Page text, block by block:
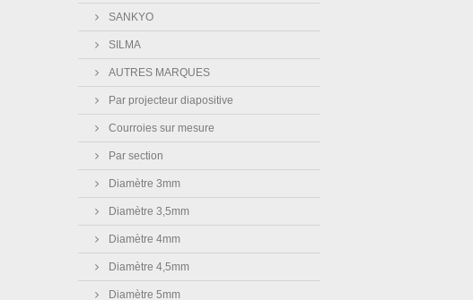
SANKYO
SILMA
AUTRES MARQUES
Par projecteur diapositive
Courroies sur mesure
Par section
Diamètre 3mm
Diamètre 3,5mm
Diamètre 4mm
Diamètre 4,5mm
Diamètre 5mm